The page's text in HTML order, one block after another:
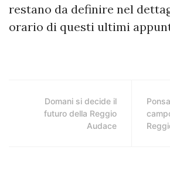
restano da definire nel
orario di questi ultimi
Domani si decide il
futuro della Reggio
Audace